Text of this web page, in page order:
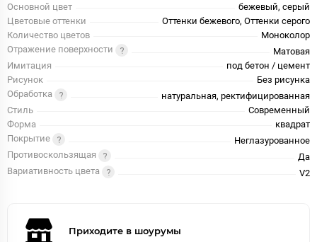
Основной цвет
бежевый, серый
Цветовые оттенки
Оттенки бежевого, Оттенки серого
Количество цветов
Моноколор
Отражение поверхности
Матовая
Имитация
под бетон / цемент
Рисунок
Без рисунка
Обработка
натуральная, ректифицированная
Стиль
Современный
Форма
квадрат
Покрытие
Неглазурованное
Противоскользящая
Да
Вариативность цвета
V2
Приходите в шоурумы